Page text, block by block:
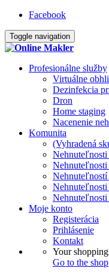
Facebook
Toggle navigation
Profesionálne služby
Virtuálne
Dezinfekcia
Dron
Home staging
Nacenenie
Komunita
(Vyhradená
Moje konto
Registerácia
Prihlásenie
Kontakt
Your
Go to the shop